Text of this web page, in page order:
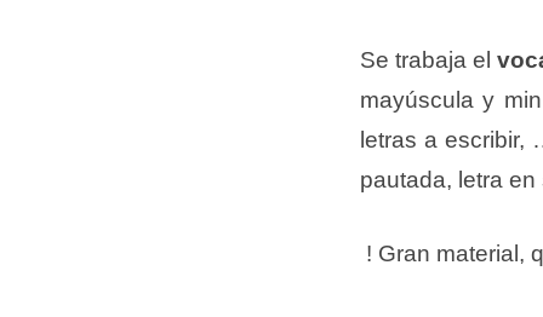
Se trabaja el
mayúscula y
letras a
pautada, letra
! Gran material,